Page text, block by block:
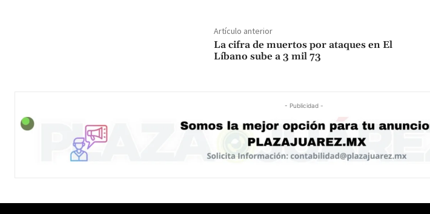
Artículo anterior
La cifra de muertos por ataques en El
Líbano sube a 3 mil 73
- Publicidad -